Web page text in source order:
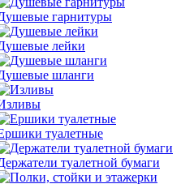
гарнитуры
лейки
шланги
туалетные
туалетной бумаги